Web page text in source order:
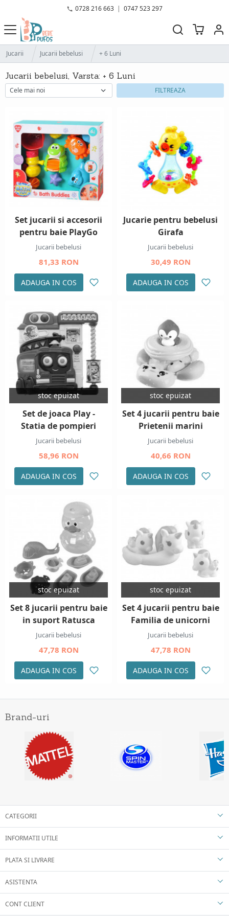
0728 216 663 | 0747 523 297
Jucarii Jucarii bebelusi + 6 Luni
Jucarii bebelusi, Varsta: + 6 Luni
FILTREAZA
Set jucarii si accesorii
pentru baie PlayGo
Jucarii bebelusi
81,33 RON
ADAUGA IN COS
Jucarie pentru bebelusi
Girafa
Jucarii bebelusi
30,49 RON
ADAUGA IN COS
stoc epuizat
Set de joaca Play -
Statia de pompieri
Jucarii bebelusi
58,96 RON
ADAUGA IN COS
stoc epuizat
Set 4 jucarii pentru baie
Prietenii marini
Jucarii bebelusi
40,66 RON
ADAUGA IN COS
stoc epuizat
Set 8 jucarii pentru baie
in suport Ratusca
Jucarii bebelusi
47,78 RON
ADAUGA IN COS
stoc epuizat
Set 4 jucarii pentru baie
Familia de unicorni
Jucarii bebelusi
47,78 RON
ADAUGA IN COS
Brand-uri
CATEGORII
INFORMATII UTILE
PLATA SI LIVRARE
ASISTENTA
CONT CLIENT